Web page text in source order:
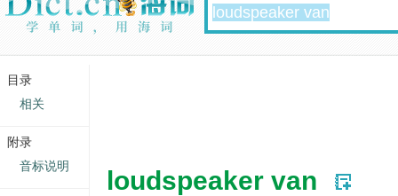
loudspeaker van
目录
相关
附录
音标说明